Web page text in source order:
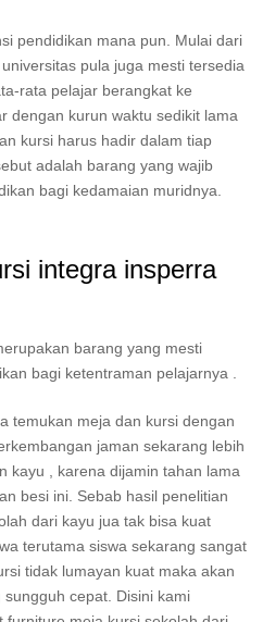
pendidikan mana pun. Mulai dari
pula juga mesti tersedia
rata pelajar berangkat ke
dengan kurun waktu sedikit lama
kursi harus hadir dalam tiap
adalah barang yang wajib
bagi kedamaian muridnya.
integra insperra
barang yang mesti
bagi ketentraman pelajarnya .
temukan meja dan kursi dengan
jaman sekarang lebih
kayu , karena dijamin tahan lama
besi ini. Sebab hasil penelitian
dari kayu jua tak bisa kuat
terutama siswa sekarang sangat
tidak lumayan kuat maka akan
cepat. Disini kami